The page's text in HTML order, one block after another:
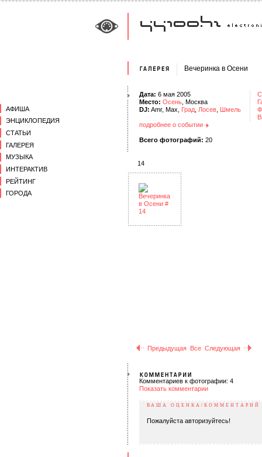
АФИША
ЭНЦИКЛОПЕДИЯ
СТАТЬИ
ГАЛЕРЕЯ
МУЗЫКА
ИНТЕРАКТИВ
РЕЙТИНГ
ГОРОДА
Вечеринка в Осени
Дата: 6 мая 2005
Место: Осень , Москва
DJ: Amr, Max, Град Лосев Шмель
подробнее о событии
Всего фотографий: 20
14
Предыдущая Все Следующая
Комментариев к фотографии: 4
Показать комментарии
ВАША ОЦЕНКА/КОММЕНТАРИЙ
Пожалуйста авторизуйтесь!